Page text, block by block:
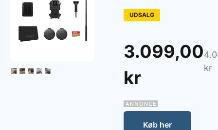
UDSALG
3.099,00
kr
kr
Køb her